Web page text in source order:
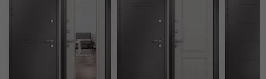
Вес, кг: